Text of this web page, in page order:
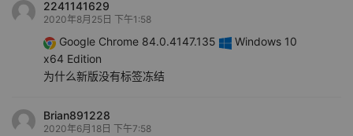
2241141629
2020年8月25日 下午1:58
Google Chrome 84.0.4147.135
Windows 10
x64 Edition
为什么新版没有标签冻结
Brian891228
2020年6月18日 下午7:58